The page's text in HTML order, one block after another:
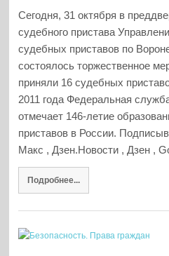
Сегодня, 31 октября в
судебного пристава
судебных приставов по
состоялось торжественное
приняли 16 судебных
2011 года Федеральная
отмечает 146-летие
приставов в России.
Макс , Дзен.Новости , Дзен ,
Подробнее...